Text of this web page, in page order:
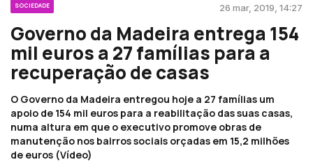
SOCIEDADE 26 mar, 2019, 14:27
Governo da Madeira entrega 154
mil euros a 27 famílias para a
recuperação de casas
O Governo da Madeira entregou hoje a 27 famílias um
apoio de 154 mil euros para a reabilitação das suas casas,
numa altura em que o executivo promove obras de
manutenção nos bairros sociais orçadas em 15,2 milhões
de euros (Vídeo)